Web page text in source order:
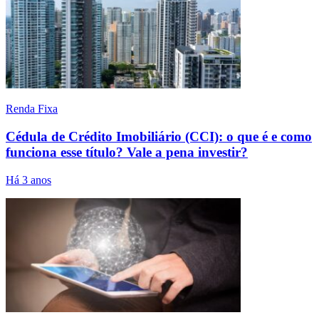
Renda Fixa
Cédula de Crédito Imobiliário (CCI): o que é e como
funciona esse título? Vale a pena investir?
Há 3 anos